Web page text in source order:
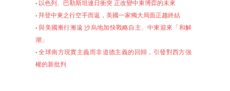
‧ 以色列、巴勒斯坦連日衝突 正改變中東博弈的未來
‧ 拜登中東之行空手而返，美國一家獨大局面正趨終結
‧與美國漸行漸遠 沙烏地加快戰略自主、中東迎來「和解
潮」
‧全球南方現實主義而非道德主義的回歸，引發對西方強
權的新批判